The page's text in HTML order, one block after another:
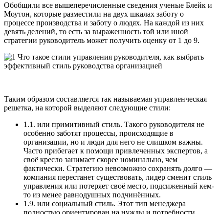
Обобщили все вышеперечисленные сведения ученые Блейк и
Моутон, которые разместили на двух шкалах заботу о
процессе производства и заботу о людях. На каждой из них
девять делений, то есть за выраженность той или иной
стратегии руководитель может получить оценку от 1 до 9.
Таким образом составляется так называемая управленческая
решетка, на которой выделяют следующие стили:
1.1. или примитивный стиль. Такого руководителя не
особенно заботят процессы, происходящие в
организации, но и люди для него не слишком важны.
Часто прибегает к помощи привлеченных экспертов, а
своё кресло занимает скорее номинально, чем
фактически. Стратегию невозможно сохранять долго —
компания перестанет существовать, лидер сменит стиль
управления или потеряет своё место, подсиженный кем-
то из менее равнодушных подчинённых.
1.9. или социальный стиль. Этот тип менеджера
полностью ориентирован на нужды и потребности